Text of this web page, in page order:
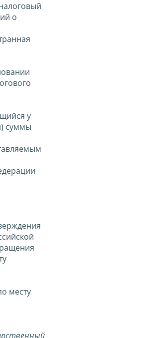
о
у
суммы
месту